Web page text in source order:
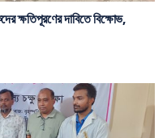
ক্ষতিপূরণের দাবিতে বিক্ষোভ,